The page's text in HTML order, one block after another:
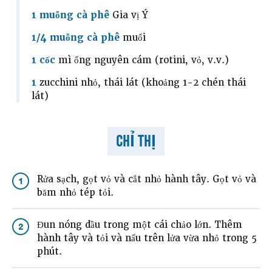
1 muỗng cà phê Gia vị Ý
1/4 muỗng cà phê muối
1 cốc mì ống nguyên cám (rotini, vỏ, v.v.)
1 zucchini nhỏ, thái lát (khoảng 1-2 chén thái
lát)
CHỈ THỊ
1
Rửa sạch, gọt vỏ và cắt nhỏ hành tây. Gọt vỏ và
băm nhỏ tép tỏi.
2
Đun nóng dầu trong một cái chảo lớn. Thêm
hành tây và tỏi và nấu trên lửa vừa nhỏ trong 5
phút.